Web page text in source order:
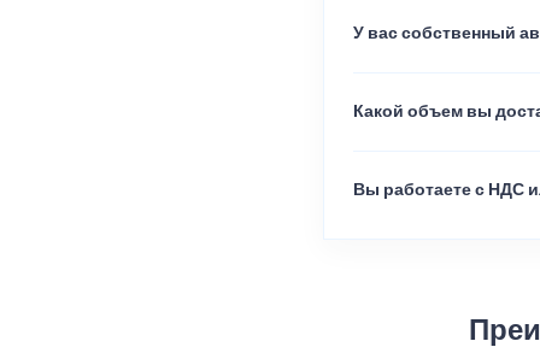
У вас собственный
Какой объем вы
Вы работаете с НДС